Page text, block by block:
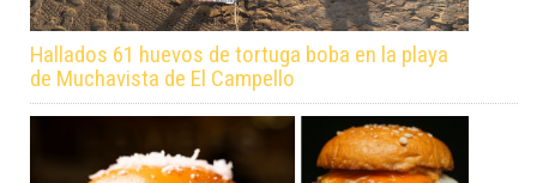
Hallados 61 huevos de tortuga boba en la playa
de Muchavista de El Campello